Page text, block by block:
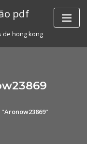
pdf
de hong kong